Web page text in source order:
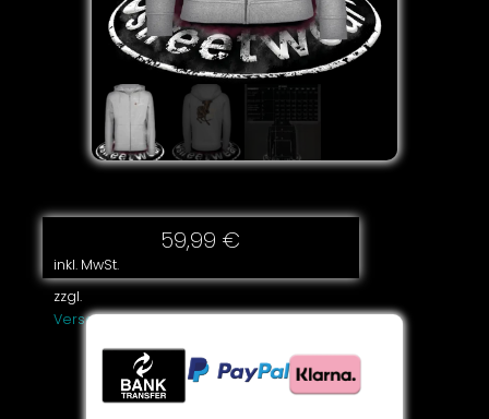
59,99€
inkl. MwSt.
zzgl.
Versandkosten